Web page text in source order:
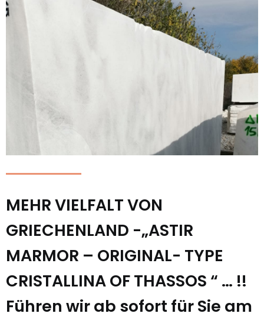
MEHR VIELFALT VON
GRIECHENLAND -„ASTIR
MARMOR – ORIGINAL- TYPE
CRISTALLINA OF THASSOS “ … !!
Führen wir ab sofort für Sie am